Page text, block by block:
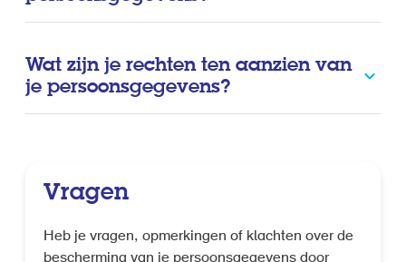
Wat zijn je rechten ten aanzien van
je persoonsgegevens?
Vragen
Heb je vragen, opmerkingen of klachten over de
bescherming van je persoonsgegevens door